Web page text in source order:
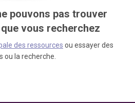
pouvons pas trouver
vous recherchez
des ressources ou essayer des
ou la recherche.